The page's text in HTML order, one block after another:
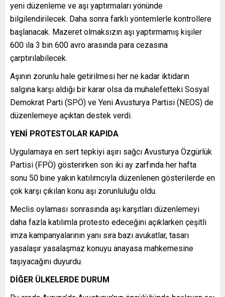
yeni düzenleme ve aşı yaptırmaları yönünde
bilgilendirilecek. Daha sonra farklı yöntemlerle kontrollere
başlanacak. Mazeret olmaksızın aşı yaptırmamış kişiler
600 ila 3 bin 600 avro arasında para cezasına
çarptırılabilecek.
Aşının zorunlu hale getirilmesi her ne kadar iktidarın
salgına karşı aldığı bir karar olsa da muhalefetteki Sosyal
Demokrat Parti (SPÖ) ve Yeni Avusturya Partisi (NEOS) de
düzenlemeye açıktan destek verdi.
YENİ PROTESTOLAR KAPIDA
Uygulamaya en sert tepkiyi aşırı sağcı Avusturya Özgürlük
Partisi (FPÖ) gösterirken son iki ay zarfında her hafta
sonu 50 bine yakın katılımcıyla düzenlenen gösterilerde en
çok karşı çıkılan konu aşı zorunluluğu oldu.
Meclis oylaması sonrasında aşı karşıtları düzenlemeyi
daha fazla katılımla protesto edeceğini açıklarken çeşitli
imza kampanyalarının yanı sıra bazı avukatlar, tasarı
yasalaşır yasalaşmaz konuyu anayasa mahkemesine
taşıyacağını duyurdu.
DİĞER ÜLKELERDE DURUM